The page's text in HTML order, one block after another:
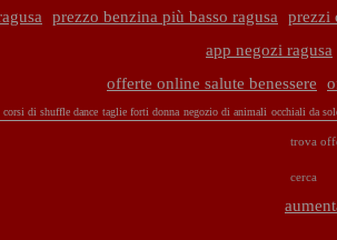
prezzo benzina più basso ragusa prezzi
app negozi ragusa
offerte online salute benessere
corsi di shuffle dance taglie forti donna negozio di animali occhiali da
trova
cerca